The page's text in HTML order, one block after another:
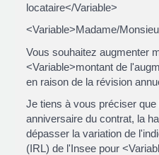
locataire</Variable>
<Variable>Madame/
Vous souhaitez augmenter
<Variable>montant de
en raison de la révision
Je tiens à vous préciser
anniversaire du contrat, la
dépasser la variation de
(IRL) de l'Insee pour